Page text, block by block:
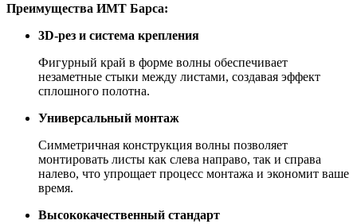
Преимущества ИМТ Барса:
3D-рез и система крепления
Фигурный край в форме волны обеспечивает
незаметные стыки между листами, создавая эффект
сплошного полотна.
Универсальный монтаж
Симметричная конструкция волны позволяет
монтировать листы как слева направо, так и справа
налево, что упрощает процесс монтажа и экономит ваше
время.
Высококачественный стандарт